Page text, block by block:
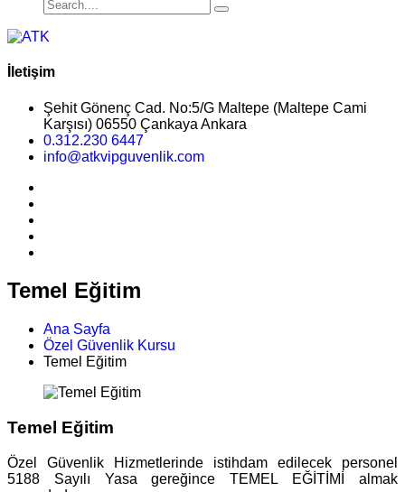
İletişim
Şehit Gönenç Cad. No:5/G Maltepe (Maltepe Cami
Karşısı) 06550 Çankaya Ankara
0.312.230 6447
info@atkvipguvenlik.com
Temel Eğitim
Ana Sayfa
Özel Güvenlik Kursu
Temel Eğitim
Temel Eğitim
Özel Güvenlik Hizmetlerinde istihdam edilecek personel
5188 Sayılı Yasa gereğince TEMEL EĞİTİMİ almak